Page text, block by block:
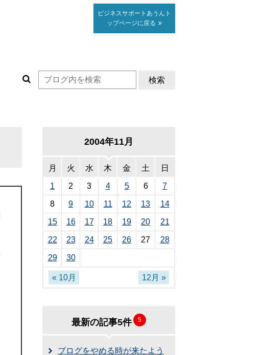
ビジネスサポート あうん ト
ップページに戻る
検索
2004年11月
月 火 水 木 金 土 日
1 2 3 4 5 6 7
8 9 10 11 12 13 14
15 16 17 18 19 20 21
22 23 24 25 26 27 28
29 30
« 10月 12月 »
最新の記事5件 5
ブログをやめる時が来たよう